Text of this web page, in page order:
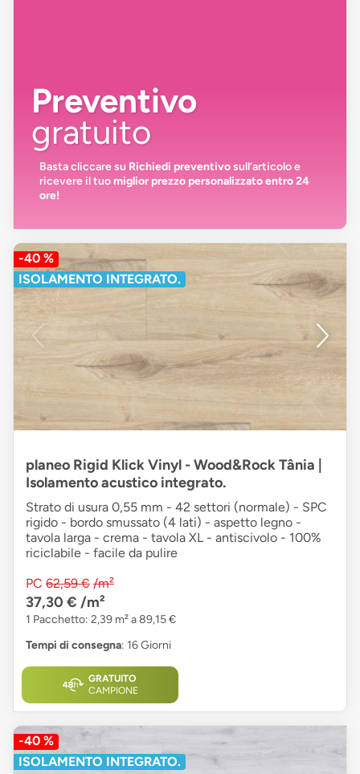
Preventivo
gratuito
Basta cliccare su Richiedi preventivosull’articolo e
ricevere il tuomiglior prezzo personalizzato entro 24
ore!
-40 %
ISOLAMENTO INTEGRATO.
planeo Rigid Klick Vinyl - Wood&Rock Tânia |
Isolamento acustico integrato.
Strato di usura 0,55 mm - 42 settori (normale) - SPC
rigido - bordo smussato (4 lati) - aspetto legno -
tavola larga - crema - tavola XL - antiscivolo - 100%
riciclabile - facile da pulire
PC 62,59 € /m²
37,30 € /m²
1 Pacchetto: 2,39 m² a 89,15 €
Tempi di consegna: 16 Giorni
GRATUITO
CAMPIONE
-40 %
ISOLAMENTO INTEGRATO.